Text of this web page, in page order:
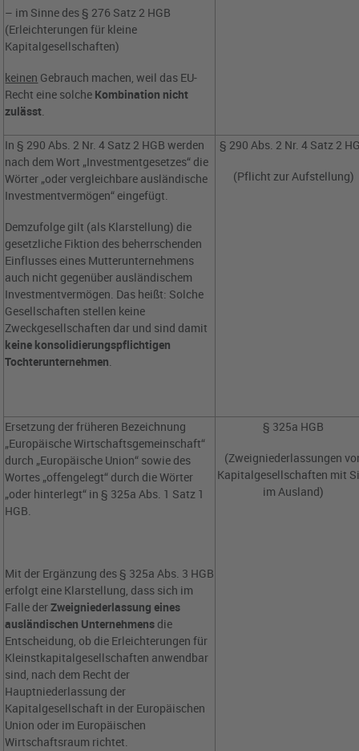
– im Sinne des § 276 Satz 2 HGB
(Erleichterungen für kleine
Kapitalgesellschaften)
keinen Gebrauch machen, weil das EU-
Recht eine solche Kombination nicht
zulässt.
In § 290 Abs. 2 Nr. 4 Satz 2 HGB werden
nach dem Wort „Investmentgesetzes“ die
Wörter „oder vergleichbare ausländische
Investmentvermögen“ eingefügt.
Demzufolge gilt (als Klarstellung) die
gesetzliche Fiktion des beherrschenden
Einflusses eines Mutterunternehmens
auch nicht gegenüber ausländischem
Investmentvermögen. Das heißt: Solche
Gesellschaften stellen keine
Zweckgesellschaften dar und sind damit
keine konsolidierungspflichtigen
Tochterunternehmen.
§ 290 Abs. 2 Nr. 4 Satz 2
(Pflicht zur Aufstellung)
Ersetzung der früheren Bezeichnung
„Europäische Wirtschaftsgemeinschaft“
durch „Europäische Union“ sowie des
Wortes „offengelegt“ durch die Wörter
„oder hinterlegt“ in § 325a Abs. 1 Satz 1
HGB.
Mit der Ergänzung des § 325a Abs. 3 HGB
erfolgt eine Klarstellung, dass sich im
Falle derZweigniederlassung eines
ausländischen Unternehmens die
Entscheidung, ob die Erleichterungen für
Kleinstkapitalgesellschaften anwendbar
sind, nach dem Recht der
Hauptniederlassung der
Kapitalgesellschaft in der Europäischen
Union oder im Europäischen
Wirtschaftsraum richtet.
§ 325a HGB
(Zweigniederlassungen
Kapitalgesellschaften mit
im Ausland)